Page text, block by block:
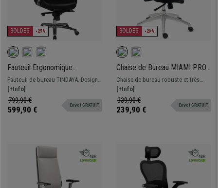
SOLDES -25%
Fauteuil Ergonomique
TINDAYA, Design Exclusif,
Revêtement, en Cuir
authentique, Noir
Fauteuil de bureau TINDAYA. Design
ergonomique et très élégant avec
des coutures apparentes. Fabriqué
avec des matériaux de première
[+Info]
799,90 €
599,90 € Envoi GRATUIT
SOLDES -29%
Chaise de Bureau MIAMI PRO,
Support Lombaire, Accoudoirs
Ajustables, Confortable et
Robuste, Noir
Chaise de bureau robuste et très
esthétique, avec support lombaire.
Assise de haute densité et
accoudoirs ajustables, la garantie
[+Info]
339,90 €
239,90 € Envoi GRATUIT